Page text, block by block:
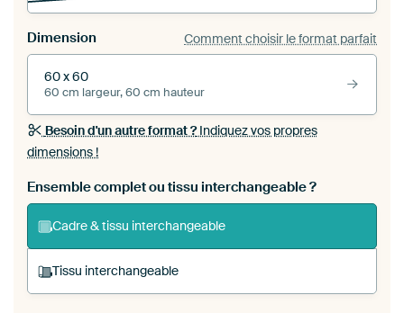
Dimension Comment choisir le format parfait
60 x 60
60 cm largeur, 60 cm hauteur
Besoin d'un autre format ?Indiquez vos propres
dimensions !
Ensemble complet ou tissu interchangeable ?
Cadre & tissu interchangeable
Tissu interchangeable